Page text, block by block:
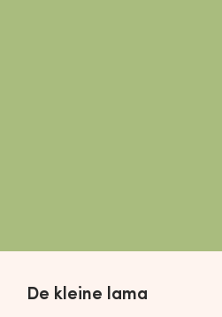
De kleine lama